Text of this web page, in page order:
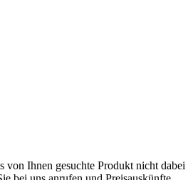
von Ihnen gesuchte Produkt nicht dabei